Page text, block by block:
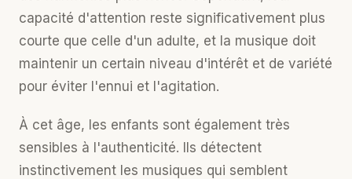
capacité d'attention reste significativement plus
courte que celle d'un adulte, et la musique doit
maintenir un certain niveau d'intérêt et de variété
pour éviter l'ennui et l'agitation.
À cet âge, les enfants sont également très
sensibles à l'authenticité. Ils détectent
instinctivement les musiques qui semblent